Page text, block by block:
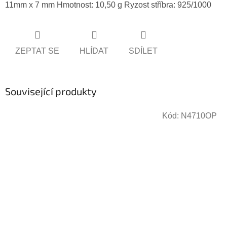
11mm x 7 mm Hmotnost: 10,50 g Ryzost stříbra: 925/1000
ZEPTAT SE HLÍDAT SDÍLET
Související produkty
Kód: N4710OP